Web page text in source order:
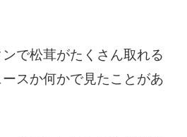
で松茸がたくさん取れる
スか何かで見たことがあ